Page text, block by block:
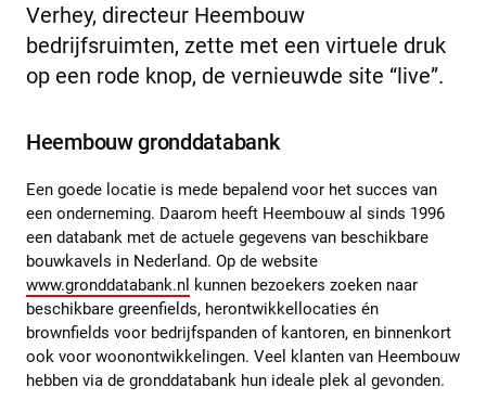
Verhey, directeur Heembouw
bedrijfsruimten, zette met een virtuele druk
op een rode knop, de vernieuwde site “live”.
Heembouw gronddatabank
Een goede locatie is mede bepalend voor het succes van
een onderneming. Daarom heeft Heembouw al sinds 1996
een databank met de actuele gegevens van beschikbare
bouwkavels in Nederland. Op de website
www.gronddatabank.nl kunnen bezoekers zoeken naar
beschikbare greenfields, herontwikkellocaties én
brownfields voor bedrijfspanden of kantoren, en binnenkort
ook voor woonontwikkelingen. Veel klanten van Heembouw
hebben via de gronddatabank hun ideale plek al gevonden.